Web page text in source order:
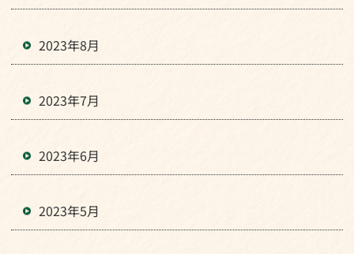
2023年8月
2023年7月
2023年6月
2023年5月